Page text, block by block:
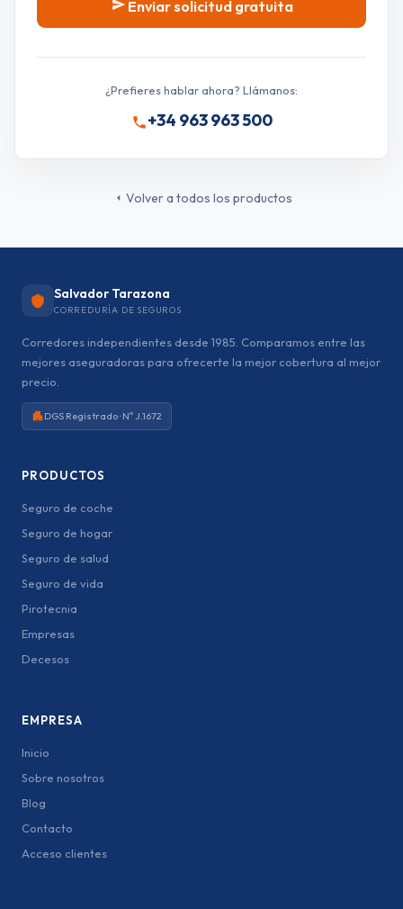
Enviar solicitud gratuita
¿Prefieres hablar ahora? Llámanos:
+34 963 963 500
Volver a todos los productos
Salvador Tarazona
CORREDURÍA DE SEGUROS
Corredores independientes desde 1985. Comparamos entre las
mejores aseguradoras para ofrecerte la mejor cobertura al mejor
precio.
DGS Registrado · Nº J.1672
PRODUCTOS
Seguro de coche
Seguro de hogar
Seguro de salud
Seguro de vida
Pirotecnia
Empresas
Decesos
EMPRESA
Inicio
Sobre nosotros
Blog
Contacto
Acceso clientes